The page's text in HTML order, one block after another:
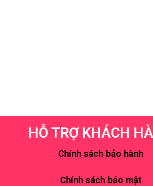
HỖ TRỢ KHÁCH
Chính sách bảo hành
Chính sách bảo mật